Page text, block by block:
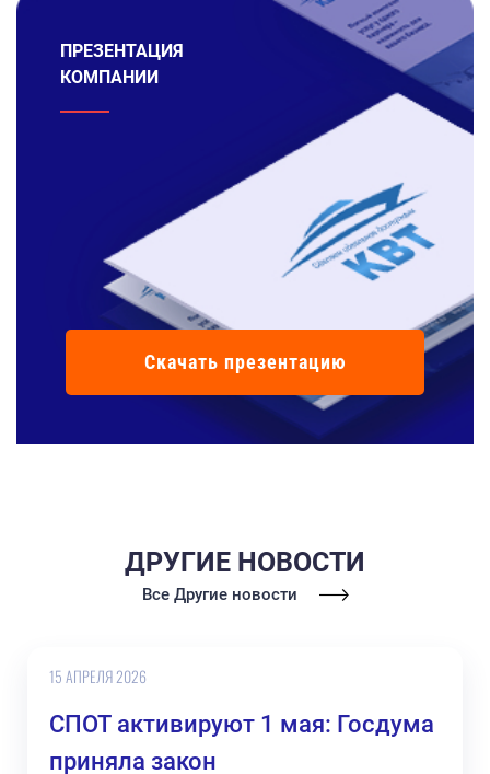
ПРЕЗЕНТАЦИЯ
КОМПАНИИ
Скачать презентацию
ДРУГИЕ НОВОСТИ
Все Другие новости
15 АПРЕЛЯ 2026
СПОТ активируют 1 мая: Госдума
приняла закон